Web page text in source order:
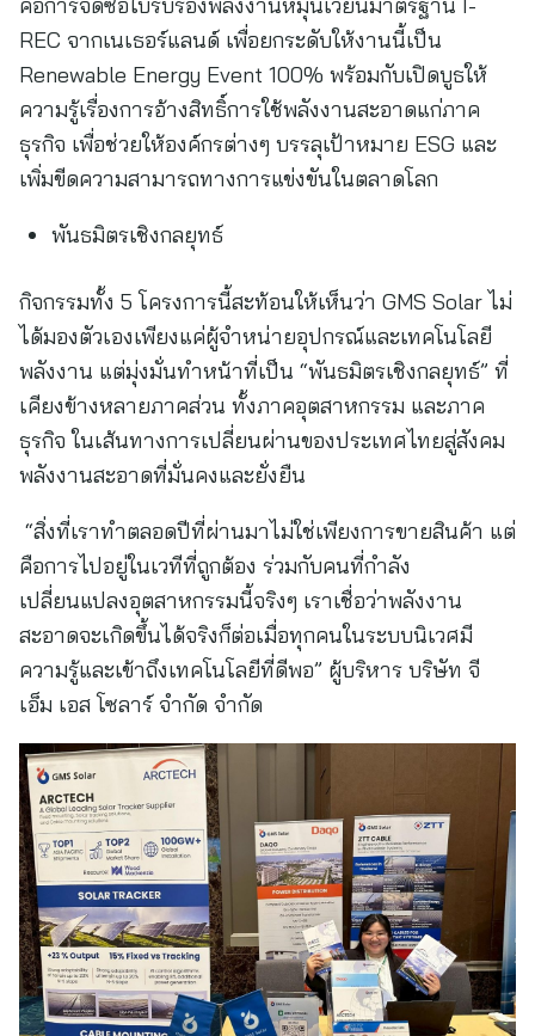
REC จากเนเธอร์แลนด์ เพื่อยกระดับให้งานนี้เป็น
Renewable Energy Event 100% พร้อมกับเปิดบูธให้
ความรู้เรื่องการอ้างสิทธิ์การใช้พลังงานสะอาดแก่ภาค
ธุรกิจ เพื่อช่วยให้องค์กรต่างๆ บรรลุเป้าหมาย ESG และ
เพิ่มขีดความสามารถทางการแข่งขันในตลาดโลก
พันธมิตรเชิงกลยุทธ์
กิจกรรมทั้ง 5 โครงการนี้สะท้อนให้เห็นว่า GMS Solar ไม่
ได้มองตัวเองเพียงแค่ผู้จำหน่ายอุปกรณ์และเทคโนโลยี
พลังงาน แต่มุ่งมั่นทำหน้าที่เป็น “พันธมิตรเชิงกลยุทธ์” ที่
เคียงข้างหลายภาคส่วน ทั้งภาคอุตสาหกรรม และภาค
ธุรกิจ ในเส้นทางการเปลี่ยนผ่านของประเทศไทยสู่สังคม
พลังงานสะอาดที่มั่นคงและยั่งยืน
“สิ่งที่เราทำตลอดปีที่ผ่านมาไม่ใช่เพียงการขายสินค้า แต่
คือการไปอยู่ในเวทีที่ถูกต้อง ร่วมกับคนที่กำลัง
เปลี่ยนแปลงอุตสาหกรรมนี้จริงๆ เราเชื่อว่าพลังงาน
สะอาดจะเกิดขึ้นได้จริงก็ต่อเมื่อทุกคนในระบบนิเวศมี
ความรู้และเข้าถึงเทคโนโลยีที่ดีพอ” ผู้บริหาร บริษัท จี
เอ็ม เอส โซลาร์ จำกัด จำกัด